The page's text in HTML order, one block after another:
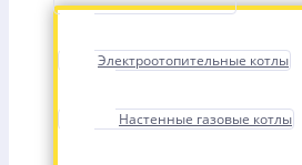
Электроотопительные котлы
Настенные газовые котлы